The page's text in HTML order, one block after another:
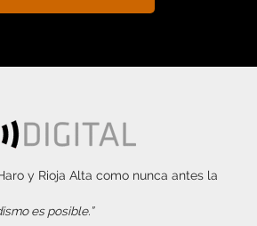
y Rioja Alta como nunca antes la
es posible.”